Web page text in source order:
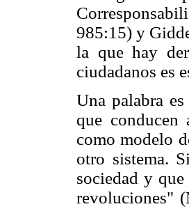
985:15) y
la que hay
ciudadanos es
Una palabra
que
como modelo
otro sistema.
sociedad y
revoluciones"